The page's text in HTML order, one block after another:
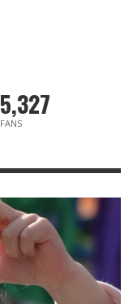
5,327
FANS